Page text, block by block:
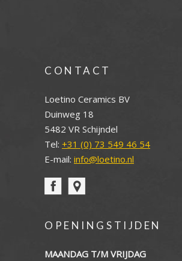
CONTACT
Loetino Ceramics BV
Duinweg 18
5482 VR Schijndel
Tel: +31 (0) 73 549 46 54
E-mail: info@loetino.nl
OPENINGSTIJDEN
MAANDAG T/M VRIJDAG